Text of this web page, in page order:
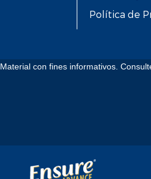
Política de
Material con fines informativos.